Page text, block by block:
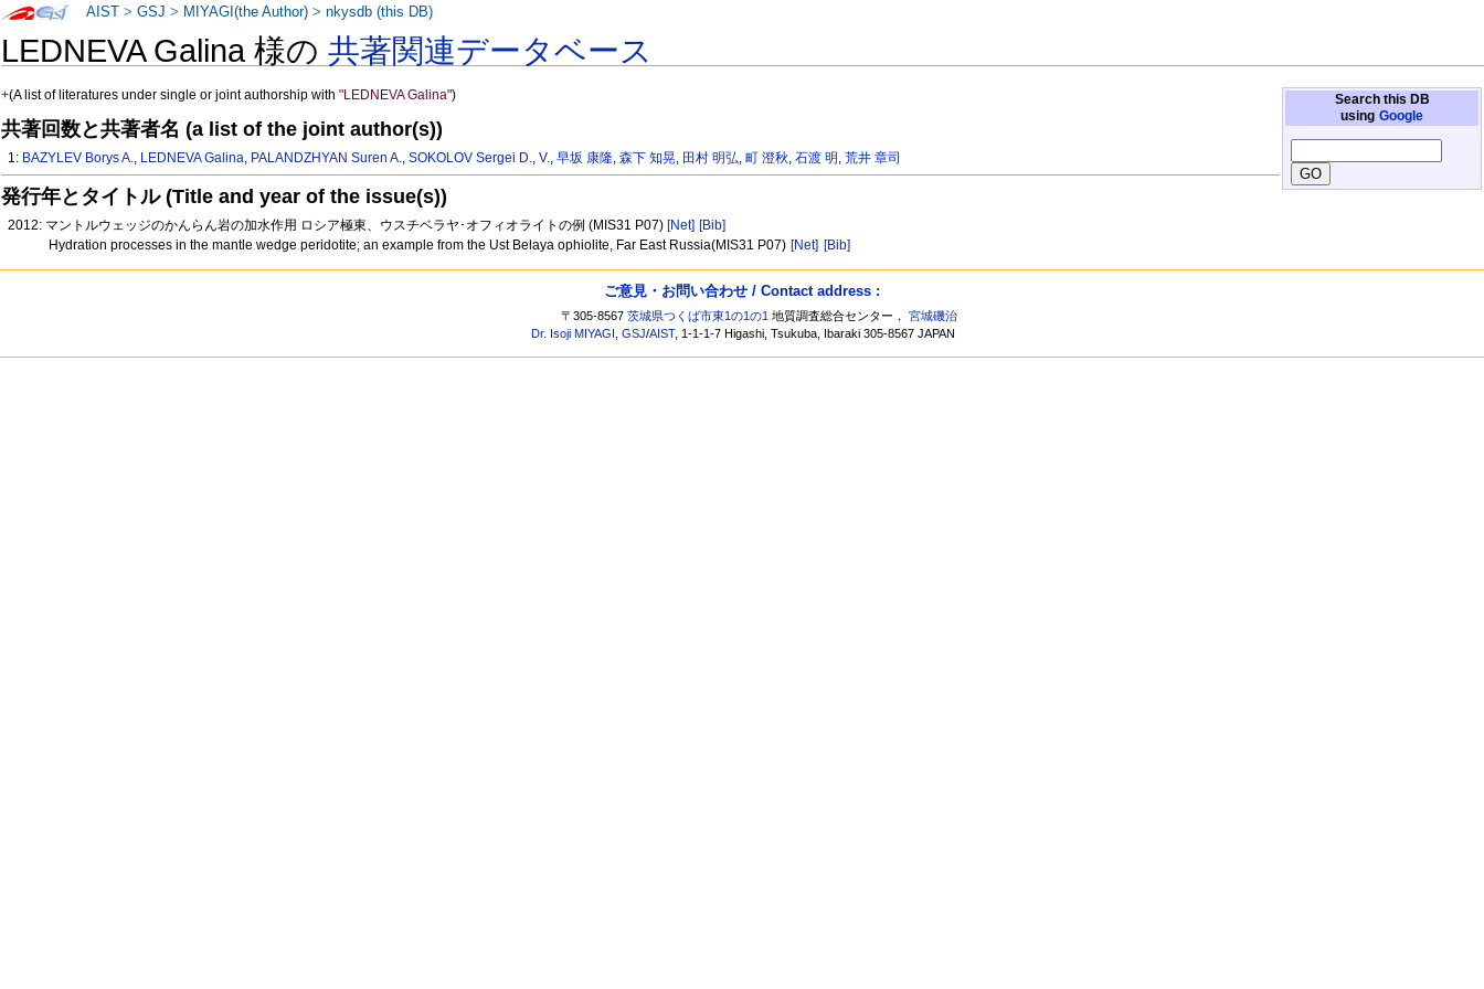
LEDNEVA Galina 様の共著関連データベース
Search this DB
using Google
+(A list of literatures under single or joint authorship with"LEDNEVA Galina")
共著回数と共著者名 (a list of the joint author(s))
1: BAZYLEV Borys A., LEDNEVA Galina, PALANDZHYAN Suren A.,SOKOLOV Sergei D.,V.,早坂 康隆,森下 知晃, 田村 明弘,町 澄秋,石渡 明 ,荒井 章司
発行年とタイトル (Title and year of the issue(s))
2012: マントルウェッジのかんらん岩の加水作用 ロシア極東、ウスチベラヤ･オフィオライトの例 (MIS31 P07) [Net] [Bib]
Hydration processes in the mantle wedge peridotite; an example from the Ust Belaya ophiolite, Far East Russia(MIS31 P07) [Net] [Bib]
AIST >GSJ > MIYAGI(the Author) >nkysdb (this DB)
ご意見・お問い合わせ / Contact address :
〒305-8567茨城県つくば市東1の1の1 地質調査総合センター，宮城磯治
Dr. Isoji MIYAGI ,GSJ/AIST, 1-1-1-7 Higashi, Tsukuba, Ibaraki 305-8567 JAPAN